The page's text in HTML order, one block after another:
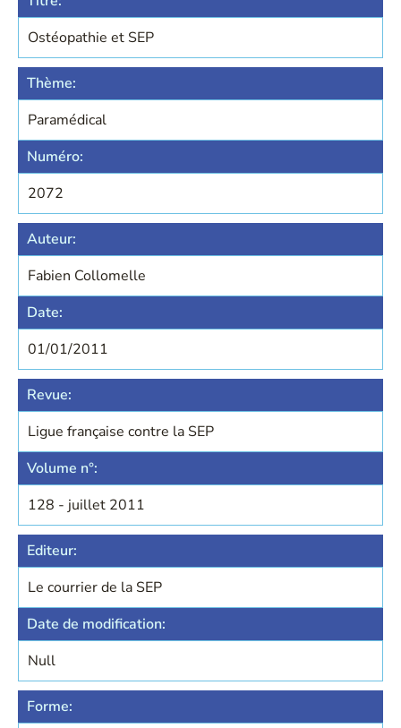
Ostéopathie et SEP
Thème:
Paramédical
Numéro:
2072
Auteur:
Fabien Collomelle
Date:
01/01/2011
Revue:
Ligue française contre la SEP
Volume n°:
128 - juillet 2011
Editeur:
Le courrier de la SEP
Date de modification:
Null
Forme: